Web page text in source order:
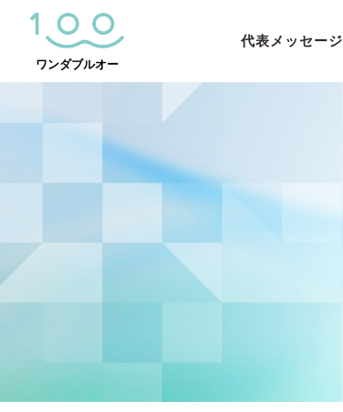
Main Navigation
ワンダブルオー
代表メッセージ